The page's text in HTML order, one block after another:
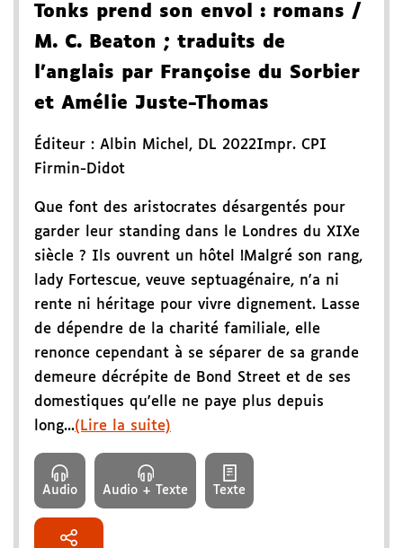
Tonks prend son envol
: romans /
M. C. Beaton ; traduits de
l'anglais par Françoise du Sorbier
et Amélie Juste-Thomas
Éditeur : Albin Michel , DL 2022Impr. CPI
Firmin-Didot
Que font des aristocrates désargentés pour
garder leur standing dans le Londres du XIXe
siècle ? Ils ouvrent un hôtel !Malgré son rang,
lady Fortescue, veuve septuagénaire, n'a ni
rente ni héritage pour vivre dignement. Lasse
de dépendre de la charité familiale, elle
renonce cependant à se séparer de sa grande
demeure décrépite de Bond Street et de ses
domestiques qu'elle ne paye plus depuis
long...(Lire la suite)
Audio Audio + Texte Texte